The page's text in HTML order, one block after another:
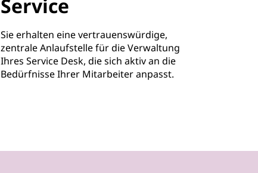
Service
Sie erhalten eine vertrauenswürdige,
zentrale Anlaufstelle für die Verwaltung
Ihres Service Desk, die sich aktiv an die
Bedürfnisse Ihrer Mitarbeiter anpasst.